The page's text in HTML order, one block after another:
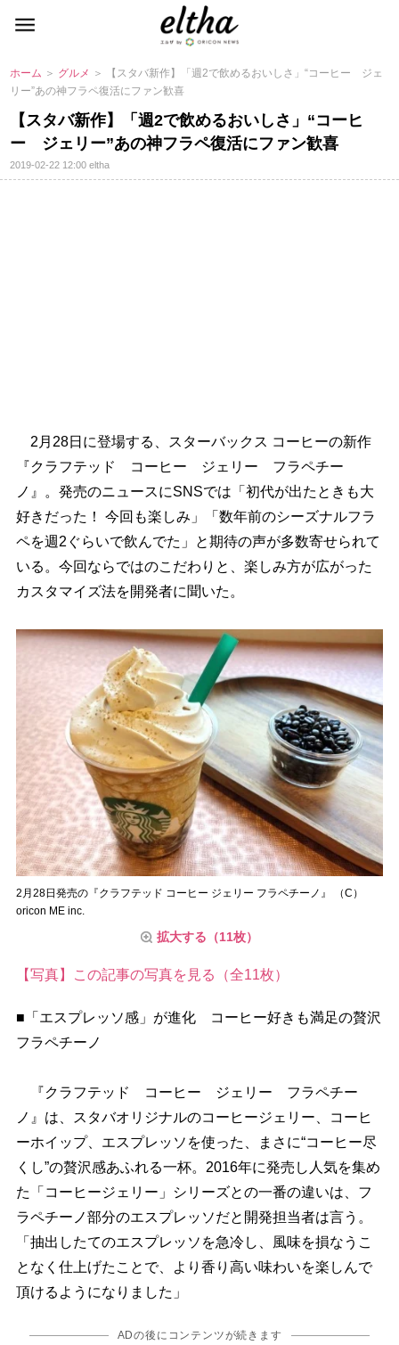
ホーム ＞ グルメ ＞ 【スタバ新作】「週2で飲めるおいしさ」“コーヒー ジェ
リー”あの神フラペ復活にファン歓喜
【スタバ新作】「週2で飲めるおいしさ」“コーヒ
ー ジェリー”あの神フラペ復活にファン歓喜
2019-02-22 12:00eltha
2月28日に登場する、スターバックス コーヒーの新作
『クラフテッド コーヒー ジェリー フラペチー
ノ』。発売のニュースにSNSでは「初代が出たときも大
好きだった！ 今回も楽しみ」「数年前のシーズナルフラ
ペを週2ぐらいで飲んでた」と期待の声が多数寄せられて
いる。今回ならではのこだわりと、楽しみ方が広がった
カスタマイズ法を開発者に聞いた。
2月28日発売の『クラフテッド コーヒー ジェリー フラペチーノ』 （C）
oricon ME inc.
拡大する（11枚）
【写真】この記事の写真を見る（全11枚）
■「エスプレッソ感」が進化 コーヒー好きも満足の贅沢
フラペチーノ
『クラフテッド コーヒー ジェリー フラペチー
ノ』は、スタバオリジナルのコーヒージェリー、コーヒ
ーホイップ、エスプレッソを使った、まさに“コーヒー尽
くし”の贅沢感あふれる一杯。2016年に発売し人気を集め
た「コーヒージェリー」シリーズとの一番の違いは、フ
ラペチーノ部分のエスプレッソだと開発担当者は言う。
「抽出したてのエスプレッソを急冷し、風味を損なうこ
となく仕上げたことで、より香り高い味わいを楽しんで
頂けるようになりました」
ADの後にコンテンツが続きます